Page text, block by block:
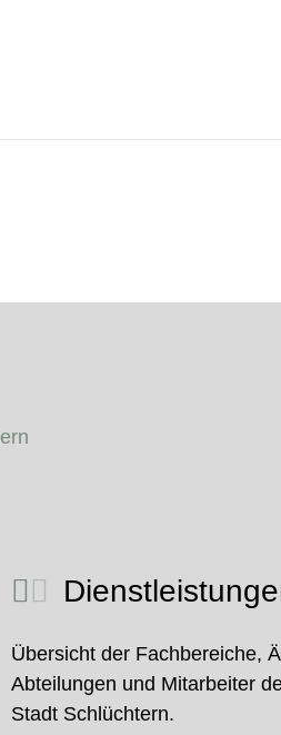
Übersicht der Fachbereiche,
Abteilungen und Mitarbeiter
Stadt Schlüchtern.